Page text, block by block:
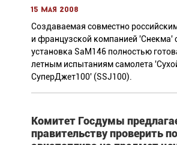
15 мая 2008
Создаваемая совместно
и французской компанией 'Снекма'
установка SaM146 полностью
летным испытаниям самолета
СуперДжет100' (SSJ100).
Комитет Госдумы
правительству проверить